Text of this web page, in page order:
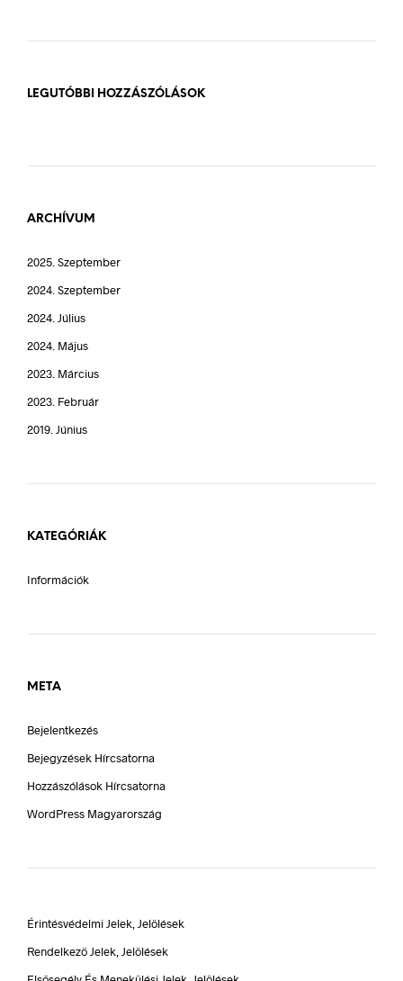
LEGUTÓBBI HOZZÁSZÓLÁSOK
ARCHÍVUM
2025. Szeptember
2024. Szeptember
2024. Július
2024. Május
2023. Március
2023. Február
2019. Június
KATEGÓRIÁK
Információk
META
Bejelentkezés
Bejegyzések Hírcsatorna
Hozzászólások Hírcsatorna
WordPress Magyarország
Érintésvédelmi Jelek, Jelölések
Rendelkező Jelek, Jelölések